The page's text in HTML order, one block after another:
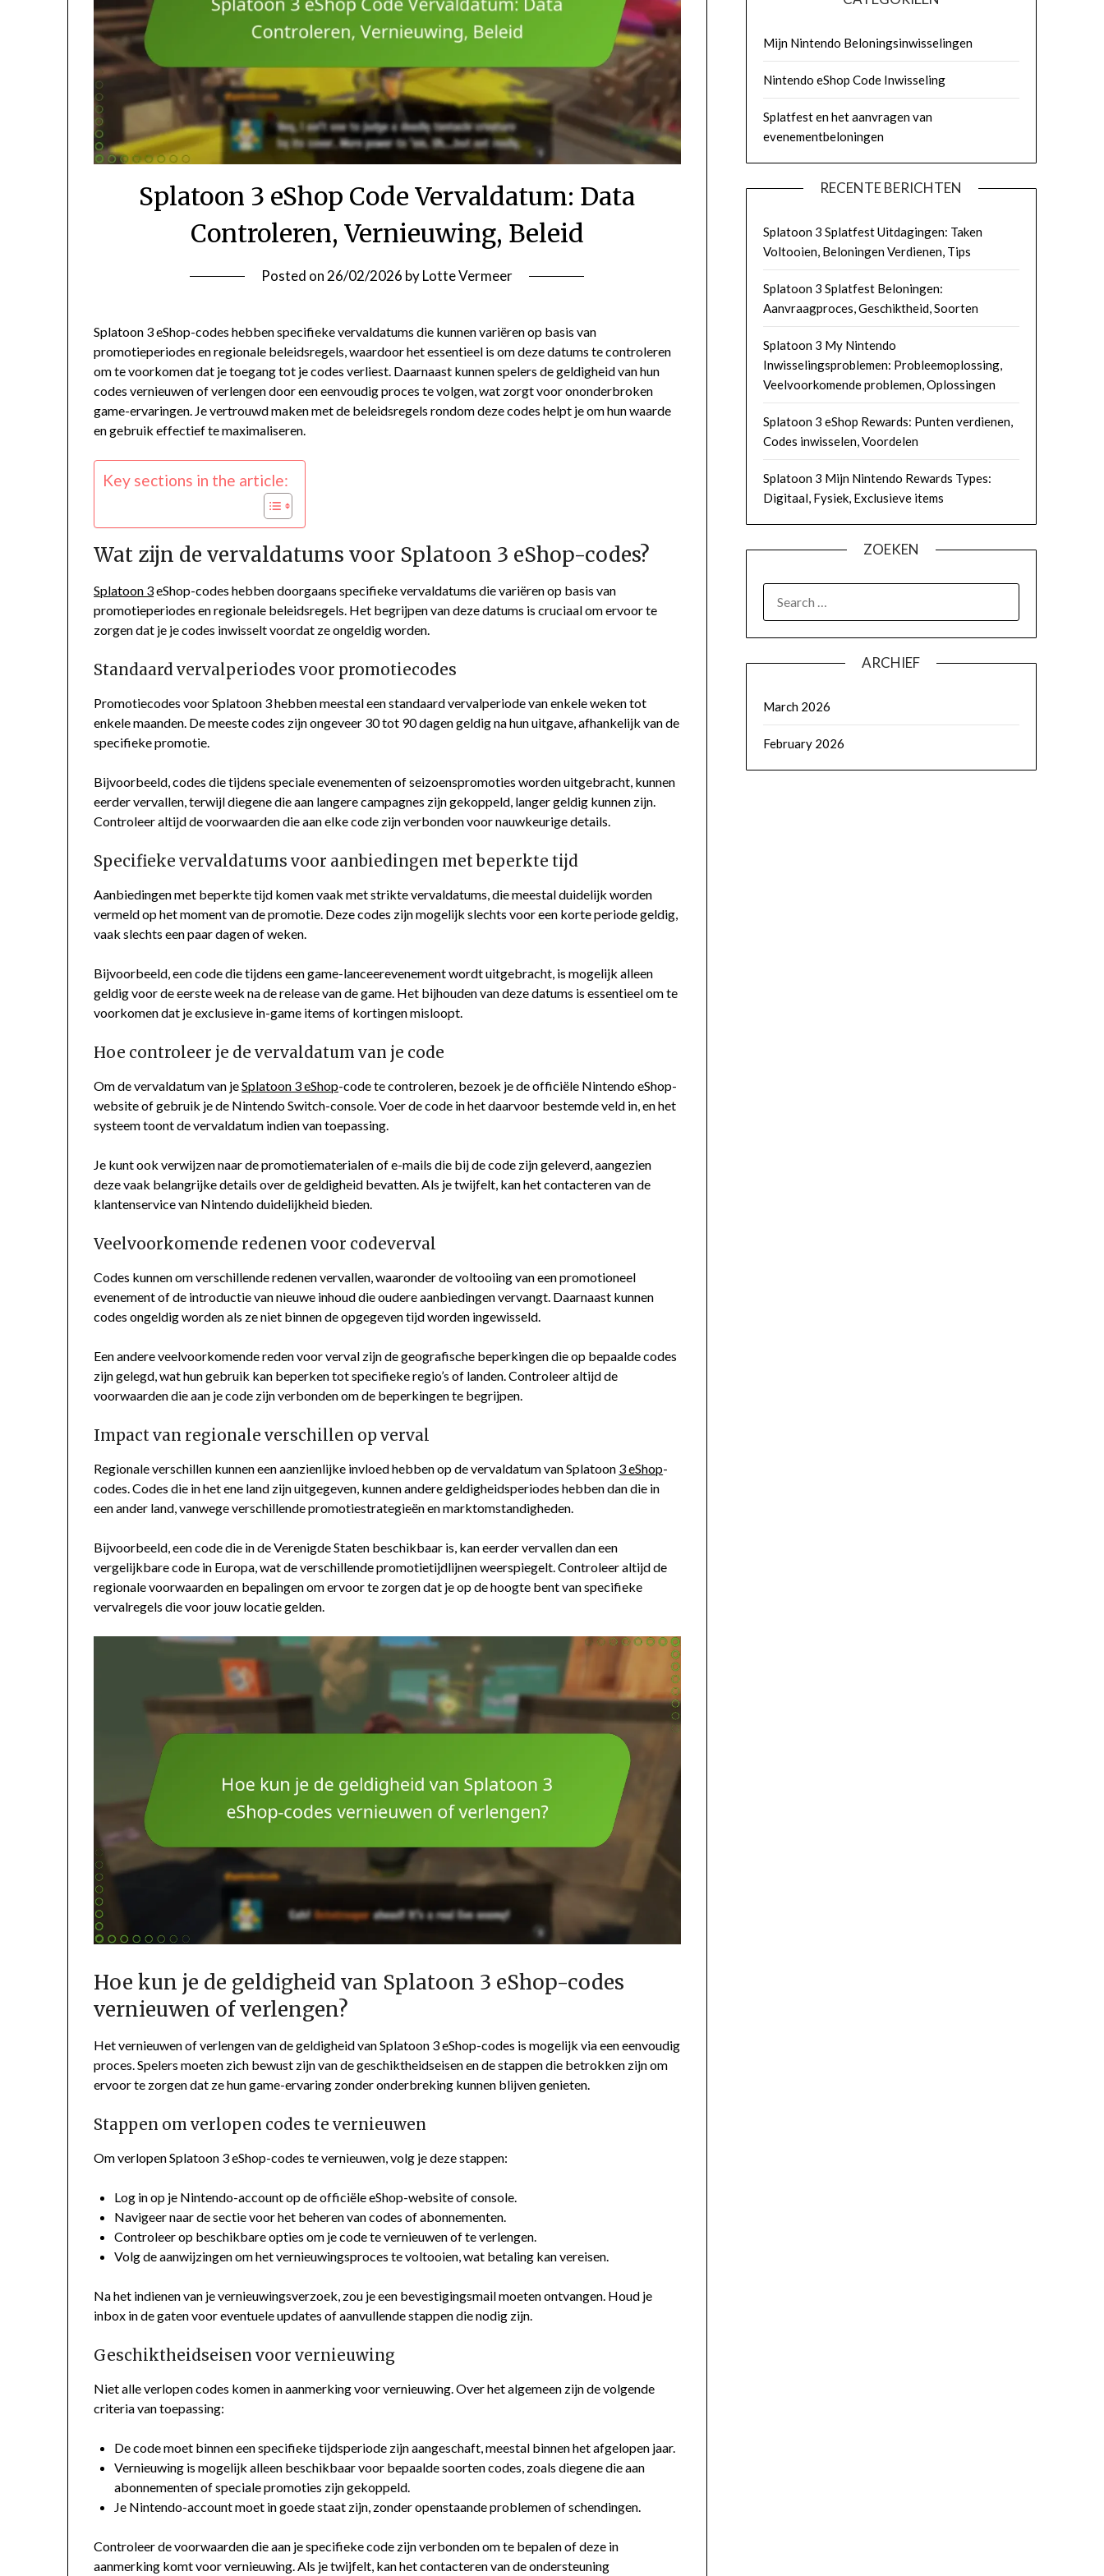
Splatoon 3 eShop Code Vervaldatum: Data
Controleren, Vernieuwing, Beleid
Posted on 26/02/2026 byLotte Vermeer
Splatoon 3 eShop-codes hebben specifieke vervaldatums die kunnen variëren op basis van
promotieperiodes en regionale beleidsregels, waardoor het essentieel is om deze datums te controleren
om te voorkomen dat je toegang tot je codes verliest. Daarnaast kunnen spelers de geldigheid van hun
codes vernieuwen of verlengen door een eenvoudig proces te volgen, wat zorgt voor ononderbroken
game-ervaringen. Je vertrouwd maken met de beleidsregels rondom deze codes helpt je om hun waarde
en gebruik effectief te maximaliseren.
Key sections in the article:
Wat zijn de vervaldatums voor Splatoon 3 eShop-codes?
Splatoon 3eShop-codes hebben doorgaans specifieke vervaldatums die variëren op basis van
promotieperiodes en regionale beleidsregels. Het begrijpen van deze datums is cruciaal om ervoor te
zorgen dat je je codes inwisselt voordat ze ongeldig worden.
Standaard vervalperiodes voor promotiecodes
Promotiecodes voor Splatoon 3 hebben meestal een standaard vervalperiode van enkele weken tot
enkele maanden. De meeste codes zijn ongeveer 30 tot 90 dagen geldig na hun uitgave, afhankelijk van de
specifieke promotie.
Bijvoorbeeld, codes die tijdens speciale evenementen of seizoenspromoties worden uitgebracht, kunnen
eerder vervallen, terwijl diegene die aan langere campagnes zijn gekoppeld, langer geldig kunnen zijn.
Controleer altijd de voorwaarden die aan elke code zijn verbonden voor nauwkeurige details.
Specifieke vervaldatums voor aanbiedingen met beperkte tijd
Aanbiedingen met beperkte tijd komen vaak met strikte vervaldatums, die meestal duidelijk worden
vermeld op het moment van de promotie. Deze codes zijn mogelijk slechts voor een korte periode geldig,
vaak slechts een paar dagen of weken.
Bijvoorbeeld, een code die tijdens een game-lanceerevenement wordt uitgebracht, is mogelijk alleen
geldig voor de eerste week na de release van de game. Het bijhouden van deze datums is essentieel om te
voorkomen dat je exclusieve in-game items of kortingen misloopt.
Hoe controleer je de vervaldatum van je code
Om de vervaldatum van jeSplatoon 3 eShop-code te controleren, bezoek je de officiële Nintendo eShop-
website of gebruik je de Nintendo Switch-console. Voer de code in het daarvoor bestemde veld in, en het
systeem toont de vervaldatum indien van toepassing.
Je kunt ook verwijzen naar de promotiematerialen of e-mails die bij de code zijn geleverd, aangezien
deze vaak belangrijke details over de geldigheid bevatten. Als je twijfelt, kan het contacteren van de
klantenservice van Nintendo duidelijkheid bieden.
Veelvoorkomende redenen voor codeverval
Codes kunnen om verschillende redenen vervallen, waaronder de voltooiing van een promotioneel
evenement of de introductie van nieuwe inhoud die oudere aanbiedingen vervangt. Daarnaast kunnen
codes ongeldig worden als ze niet binnen de opgegeven tijd worden ingewisseld.
Een andere veelvoorkomende reden voor verval zijn de geografische beperkingen die op bepaalde codes
zijn gelegd, wat hun gebruik kan beperken tot specifieke regio’s of landen. Controleer altijd de
voorwaarden die aan je code zijn verbonden om de beperkingen te begrijpen.
Impact van regionale verschillen op verval
Regionale verschillen kunnen een aanzienlijke invloed hebben op de vervaldatum van Splatoon 3 eShop-
codes. Codes die in het ene land zijn uitgegeven, kunnen andere geldigheidsperiodes hebben dan die in
een ander land, vanwege verschillende promotiestrategieën en marktomstandigheden.
Bijvoorbeeld, een code die in de Verenigde Staten beschikbaar is, kan eerder vervallen dan een
vergelijkbare code in Europa, wat de verschillende promotietijdlijnen weerspiegelt. Controleer altijd de
regionale voorwaarden en bepalingen om ervoor te zorgen dat je op de hoogte bent van specifieke
vervalregels die voor jouw locatie gelden.
Hoe kun je de geldigheid van Splatoon 3 eShop-codes
vernieuwen of verlengen?
Het vernieuwen of verlengen van de geldigheid van Splatoon 3 eShop-codes is mogelijk via een eenvoudig
proces. Spelers moeten zich bewust zijn van de geschiktheidseisen en de stappen die betrokken zijn om
ervoor te zorgen dat ze hun game-ervaring zonder onderbreking kunnen blijven genieten.
Stappen om verlopen codes te vernieuwen
Om verlopen Splatoon 3 eShop-codes te vernieuwen, volg je deze stappen:
Log in op je Nintendo-account op de officiële eShop-website of console.
Navigeer naar de sectie voor het beheren van codes of abonnementen.
Controleer op beschikbare opties om je code te vernieuwen of te verlengen.
Volg de aanwijzingen om het vernieuwingsproces te voltooien, wat betaling kan vereisen.
Na het indienen van je vernieuwingsverzoek, zou je een bevestigingsmail moeten ontvangen. Houd je
inbox in de gaten voor eventuele updates of aanvullende stappen die nodig zijn.
Geschiktheidseisen voor vernieuwing
Niet alle verlopen codes komen in aanmerking voor vernieuwing. Over het algemeen zijn de volgende
criteria van toepassing:
De code moet binnen een specifieke tijdsperiode zijn aangeschaft, meestal binnen het afgelopen jaar.
Vernieuwing is mogelijk alleen beschikbaar voor bepaalde soorten codes, zoals diegene die aan
abonnementen of speciale promoties zijn gekoppeld.
Je Nintendo-account moet in goede staat zijn, zonder openstaande problemen of schendingen.
Controleer de voorwaarden die aan je specifieke code zijn verbonden om te bepalen of deze in
aanmerking komt voor vernieuwing. Als je twijfelt, kan het contacteren van de ondersteuning
Mijn Nintendo Beloningsinwisselingen
Nintendo eShop Code Inwisseling
Splatfest en het aanvragen van
evenementbeloningen
RECENTE BERICHTEN
Splatoon 3 Splatfest Uitdagingen: Taken
Voltooien, Beloningen Verdienen, Tips
Splatoon 3 Splatfest Beloningen:
Aanvraagproces, Geschiktheid, Soorten
Splatoon 3 My Nintendo
Inwisselingsproblemen: Probleemoplossing,
Veelvoorkomende problemen, Oplossingen
Splatoon 3 eShop Rewards: Punten verdienen,
Codes inwisselen, Voordelen
Splatoon 3 Mijn Nintendo Rewards Types:
Digitaal, Fysiek, Exclusieve items
ZOEKEN
FOR:
ARCHIEF
March 2026
February 2026